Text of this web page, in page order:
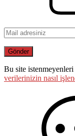
Bu site
verilerinizin nasıl